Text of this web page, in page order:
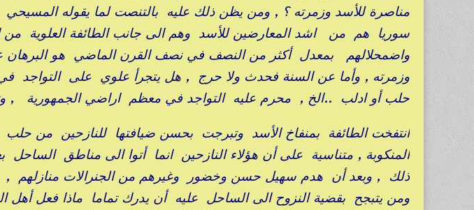
مناصرة للأسد وزمرته ؟ , ومن يظن ذلك عليه بالتنصت لما يقوله
سوريا هم من اشد المعارضين للأسد وهم الى جانب الطائفة العلوية من
واضمحلالهم بمعدل أكثر من النصف في نصف القرن الماضي هو
وزمرته , وأما عن السنة فحدث ولا حرج , هل يتجرأ علوي على التواجد
حلب أو ادلب ..الخ , محرم عليه التواجد في معظم اراضي الجمهورية ,
انتفخت الطائفة بمنفاخ الأسد وتبرجت بحسن ضيافتها للنازحين من
المنكوبة , متناسية على أن هؤلاء النازحين انما أتوا الى مناطق
ذلك , وبعد أن هدم سهيل حسن وخضور وغيرهم من الجنرالات منازلهم ,
ومن يتبجح بقضية النزوح الى الساحل عليه أن يدرك تماما ماذا فعل أهل